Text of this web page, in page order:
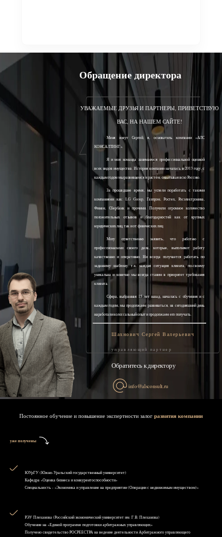
Обращение директора
УВАЖАЕМЫЕ ДРУЗЬЯ И ПАРТНЕРЫ, ПРИВЕТСТВУЮ
ВАС, НА НАШЕМ САЙТЕ!
Меня зовут Сергей, я, основатель компании «АЛС
КОНСАЛТИНГ».
Я и моя команда занимаемся профессиональной оценкой
всех видов имущества. История компании началась в 2013 году, с
каждым годом мы развиваемся и растём, охватывая всю Россию.
За прошедшее время, мы успели поработать с такими
компаниями как: LG Group, Газпром, Ростех, Росэлектроника,
Финам, Сбербанк и прочими. Получили огромное количество
положительных отзывов и благодарностей как от крупных
юридических лиц, так и от физических лиц.
Могу ответственно заявить, что работаю с
профессионалами своего дела, которые, выполняют работу
качественно и оперативно. Ни всегда получается работать по
заданному шаблону, т.к. каждая ситуация клиента, по-своему
уникальна и конечно мы всегда ставим в приоритет требования
клиента.
Сфера, выбранная 15 лет назад, началась с обучения и с
каждым годом, мы продолжаем развиваться, на сегодняшний день
наработали колоссальный опыт и продолжаем его получать.
Шахнович Сергей Валерьевич
управляющий партнер
Обратитесь к директору
info@alsconsult.ru
Постоянное обучение и повышение экспертности залог развития компании
уже получены
ЮУрГУ (Южно-Уральский государственный университет)
Кафедра «Оценка бизнеса и конкурентоспособности»
Специальность - «Экономика и управление на предприятии (Операции с недвижимым имуществом)»
РЭУ Плеханова (Российский экономический университет им. Г.В. Плеханова)
Обучение на «Единой программе подготовки арбитражных управляющих»
Получено свидетельство РОСРЕЕСТРА на ведение деятельности Арбитражного управляющего